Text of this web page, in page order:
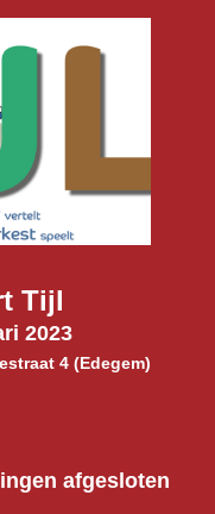
Tijl
2023
4 (Edegem)
afgesloten